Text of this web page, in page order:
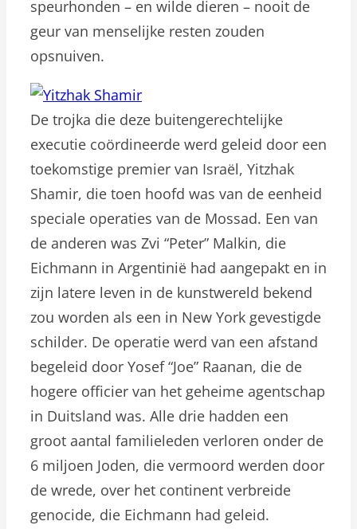
speurhonden – en wilde dieren – nooit de
geur van menselijke resten zouden
opsnuiven.
De trojka die deze buitengerechtelijke
executie coördineerde werd geleid door een
toekomstige premier van Israël, Yitzhak
Shamir, die toen hoofd was van de eenheid
speciale operaties van de Mossad. Een van
de anderen was Zvi “Peter” Malkin, die
Eichmann in Argentinië had aangepakt en in
zijn latere leven in de kunstwereld bekend
zou worden als een in New York gevestigde
schilder. De operatie werd van een afstand
begeleid door Yosef “Joe” Raanan, die de
hogere officier van het geheime agentschap
in Duitsland was. Alle drie hadden een
groot aantal familieleden verloren onder de
6 miljoen Joden, die vermoord werden door
de wrede, over het continent verbreide
genocide, die Eichmann had geleid.